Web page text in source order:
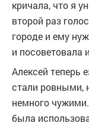
кричала, что я
второй раз
городе и ему
и посоветовала
Алексей теперь
стали ровными,
немного
была